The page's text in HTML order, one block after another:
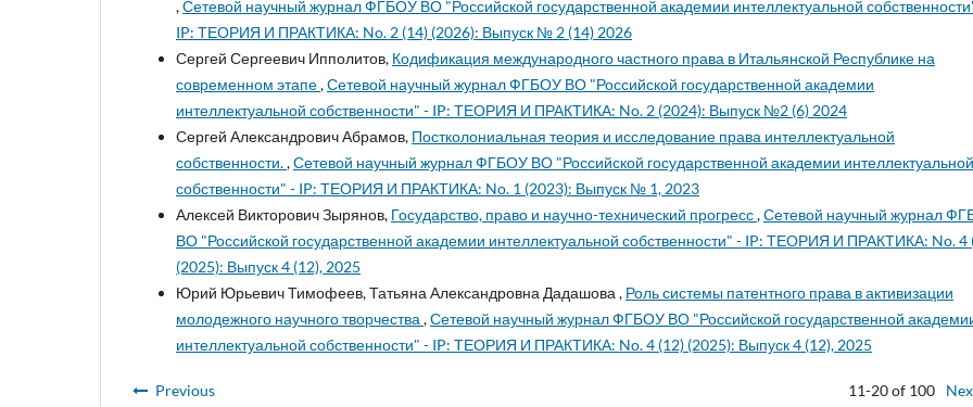
,Сетевой научный журнал ФГБОУ ВО "Российской государственной академии интеллектуальной
IP: ТЕОРИЯ И ПРАКТИКА: No. 2 (14) (2026): Выпуск № 2 (14) 2026
Сергей Сергеевич Ипполитов, Кодификация международного частного права в Итальянской Республике на
современном этапе,Сетевой научный журнал ФГБОУ ВО "Российской государственной академии
интеллектуальной собственности" - IP: ТЕОРИЯ И ПРАКТИКА: No. 2 (2024): Выпуск №2 (6) 2024
Сергей Александрович Абрамов, Постколониальная теория и исследование права интеллектуальной
собственности.,Сетевой научный журнал ФГБОУ ВО "Российской государственной академии интеллектуальной
собственности" - IP: ТЕОРИЯ И ПРАКТИКА: No. 1 (2023): Выпуск № 1, 2023
Алексей Викторович Зырянов, Государство, право и научно-технический прогресс,Сетевой научный журнал
ВО "Российской государственной академии интеллектуальной собственности" - IP: ТЕОРИЯ И ПРАКТИКА: No. 4
(2025): Выпуск 4 (12), 2025
Юрий Юрьевич Тимофеев, Татьяна Александровна Дадашова , Роль системы патентного права в активизации
молодежного научного творчества ,Сетевой научный журнал ФГБОУ ВО "Российской государственной
интеллектуальной собственности" - IP: ТЕОРИЯ И ПРАКТИКА: No. 4 (12) (2025): Выпуск 4 (12), 2025
Previous 11-20 of 100